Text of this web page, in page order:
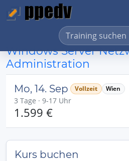
Windows Server
Administration
Mo, 14. Sep Vollzeit Wien
3 Tage · 9-17 Uhr
1.599 €
Kurs buchen